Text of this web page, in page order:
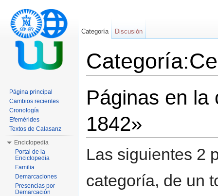
Páginas en la
1842»
Las siguientes 2
categoría, de un
Categoría Discusión
Página principal
Cambios recientes
Cronología
Efemérides
Textos de Calasanz
Enciclopedia
Portal de la
Enciclopedia
Familia
Demarcaciones
Presencias por
Demarcación